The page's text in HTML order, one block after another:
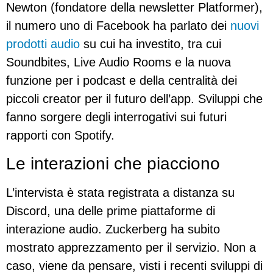
Newton (fondatore della newsletter Platformer),
il numero uno di Facebook ha parlato dei nuovi
prodotti audio su cui ha investito, tra cui
Soundbites, Live Audio Rooms e la nuova
funzione per i podcast e della centralità dei
piccoli creator per il futuro dell’app. Sviluppi che
fanno sorgere degli interrogativi sui futuri
rapporti con Spotify.
Le interazioni che piacciono
L’intervista è stata registrata a distanza su
Discord, una delle prime piattaforme di
interazione audio. Zuckerberg ha subito
mostrato apprezzamento per il servizio. Non a
caso, viene da pensare, visti i recenti sviluppi di